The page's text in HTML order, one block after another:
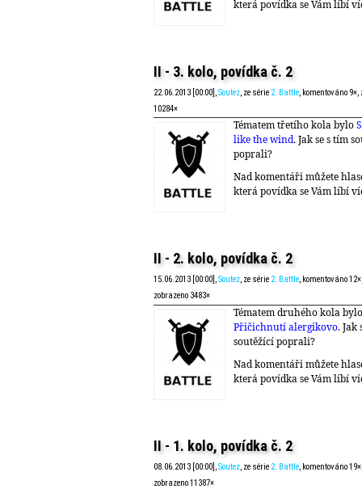
která povídka se Vám líbí
II - 3. kolo, povídka č. 2
22.06.2013 [00:00],Soutez, ze série 2. Battle, komentováno 9×,
10284×
Tématem třetího kola bylo
like the wind. Jak se s tím
poprali?
Nad komentáři můžete
která povídka se Vám líbí
II - 2. kolo, povídka č. 2
15.06.2013 [00:00],Soutez, ze série 2. Battle, komentováno 12×,
zobrazeno 3483×
Tématem druhého kola bylo
Přičichnutí alergikovo. Jak
soutěžící poprali?
Nad komentáři můžete
která povídka se Vám líbí
II - 1. kolo, povídka č. 2
08.06.2013 [00:00], Soutez , ze série 2. Battle , komentováno 19×,
zobrazeno 11387×